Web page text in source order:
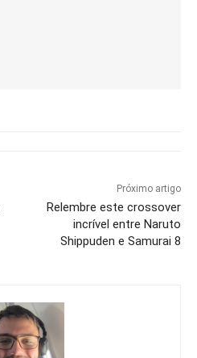
Próximo artigo
Relembre este crossover
incrível entre Naruto
Shippuden e Samurai 8